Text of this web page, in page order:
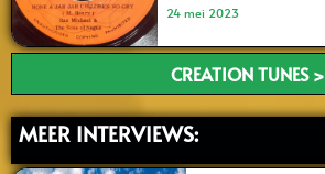
24 mei 2023
CREATION TUNES >
MEER INTERVIEWS: